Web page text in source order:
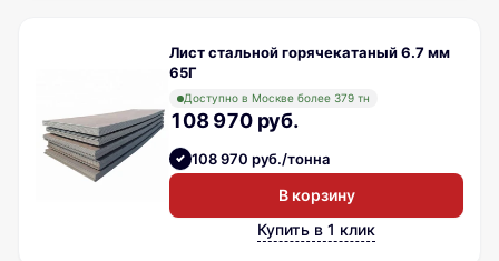
Лист стальной горячекатаный 6.7 мм
65Г
Доступно в Москве более 379 тн
108 970 руб.
108 970 руб./тонна
В корзину
Купить в 1 клик